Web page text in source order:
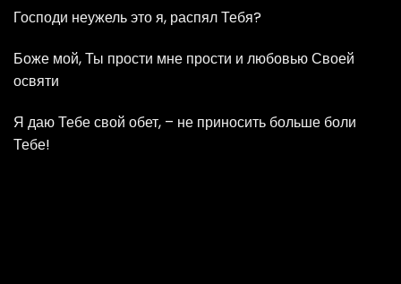
Господи неужель это я, распял Тебя?
Боже мой, Ты прости мне прости и любовью Своей
освяти
Я даю Тебе свой обет, – не приносить больше боли
Тебе!